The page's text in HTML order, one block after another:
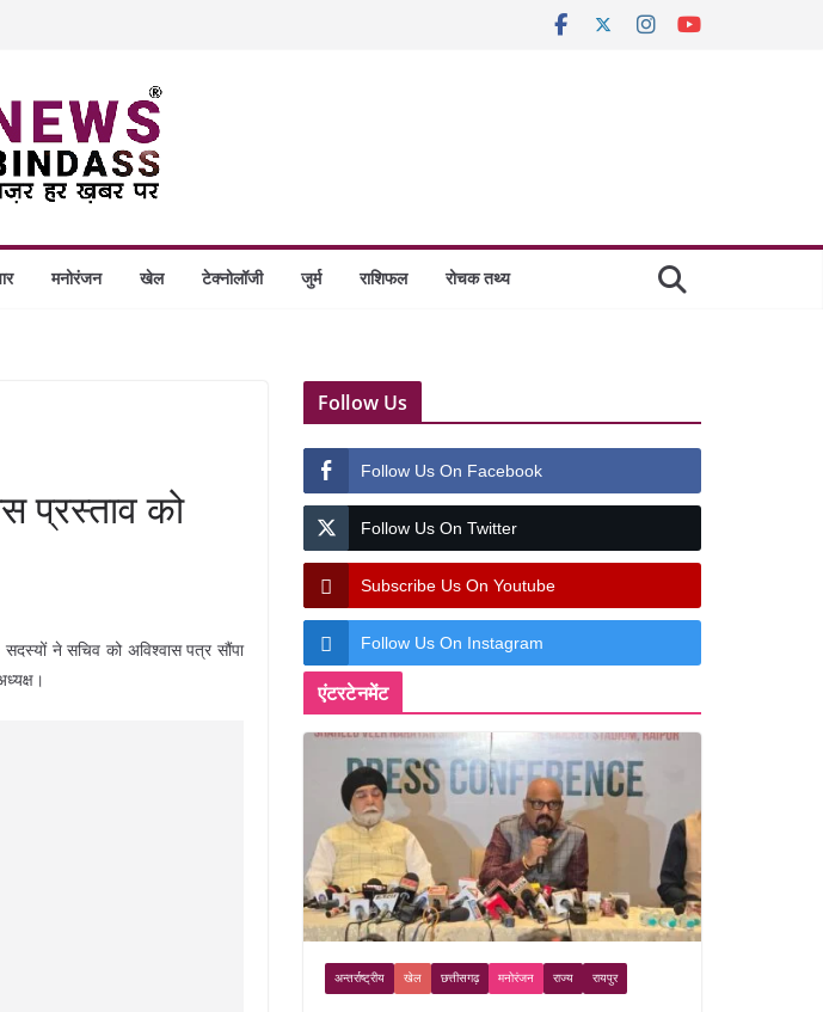
मनोरंजन खेल टेक्नोलॉजी जुर्म राशिफल रोचक तथ्य
प्रस्ताव को
ने सचिव को अविश्वास पत्र सौंपा
Follow Us
Follow Us On Facebook
Follow Us On Twitter
Subscribe Us On Youtube
Follow Us On Instagram
एंटरटेनमेंट
अन्तर्राष्ट्रीय खेल छत्तीसगढ़ मनोरंजन राज्य रायपुर